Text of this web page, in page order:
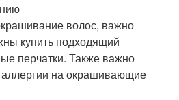
волос, важно
купить подходящий
перчатки. Также важно
аллергии на окрашивающие